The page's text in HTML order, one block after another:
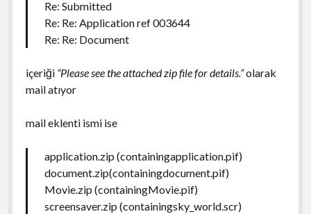
Re: Submitted
Re: Re: Application ref 003644
Re: Re: Document
içeriği “Please see the attached zip file for details.”olarak
mail atıyor
mail eklenti ismi ise
application.zip (containingapplication.pif)
document.zip(containingdocument.pif)
Movie.zip (containingMovie.pif)
screensaver.zip (containingsky_world.scr)